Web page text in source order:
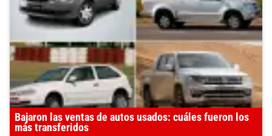
Bajaron las ventas de autos usados: cuáles fueron los
más transferidos